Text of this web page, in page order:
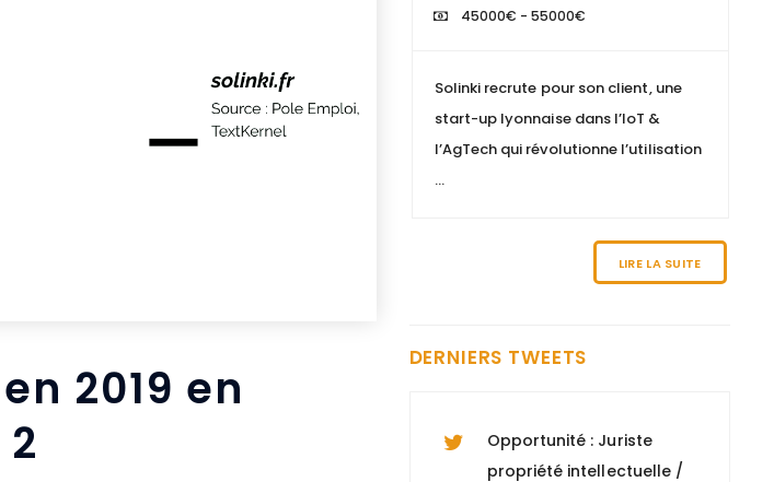
2019 en
45000€ - 55000€
Solinki recrute pour son client, une
start-up lyonnaise dans l’IoT &
l’AgTech qui révolutionne l’utilisation
...
LIRE LA SUITE
DERNIERS TWEETS
Nous recherchons un
locative et copropriété
(H/F)" à Paris 8, +
d'informations :
Nous recherchons un
"Directeur EHPAD H/F" à
savoir :
Opportunité : Juriste
propriété intellectuelle /